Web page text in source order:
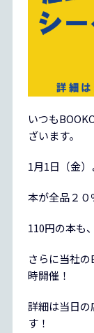
いつも
ざいます。
1月1日（金
本が全品２０
110円の本も
さらに当社
時開催！
詳細は当日
す！